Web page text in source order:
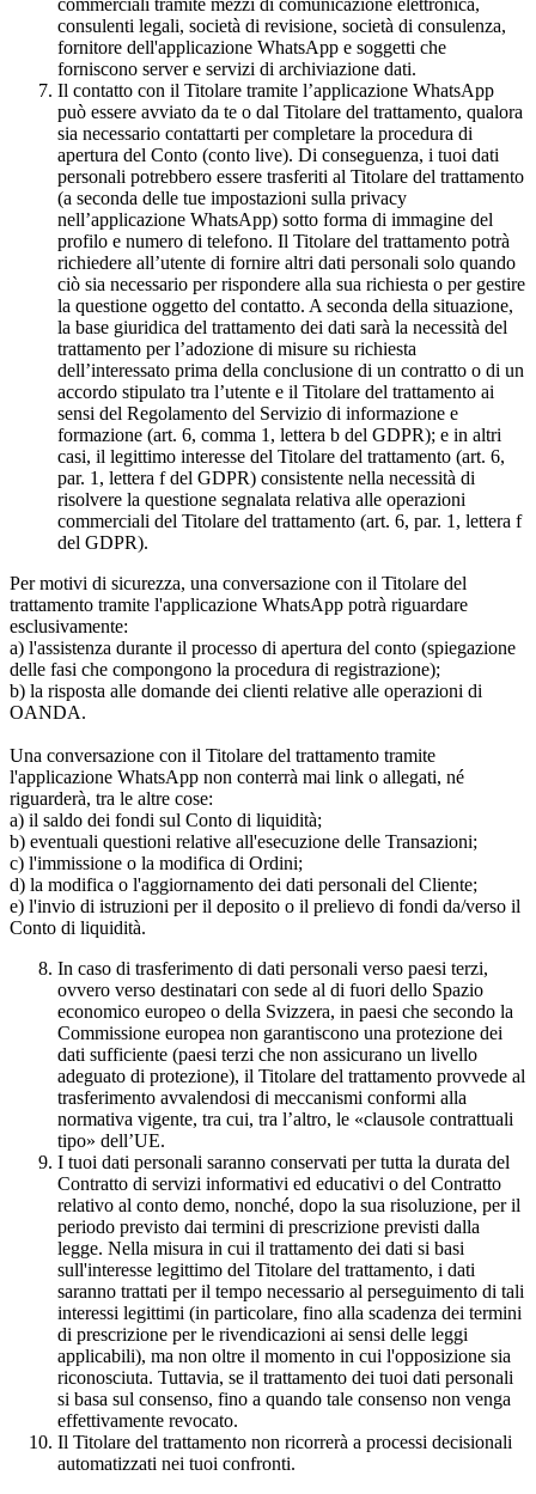
commerciali tramite mezzi di comunicazione elettronica,
consulenti legali, società di revisione, società di consulenza,
fornitore dell'applicazione WhatsApp e soggetti che
forniscono server e servizi di archiviazione dati.
Il contatto con il Titolare tramite l’applicazione WhatsApp
può essere avviato da te o dal Titolare del trattamento, qualora
sia necessario contattarti per completare la procedura di
apertura del Conto (conto live). Di conseguenza, i tuoi dati
personali potrebbero essere trasferiti al Titolare del trattamento
(a seconda delle tue impostazioni sulla privacy
nell’applicazione WhatsApp) sotto forma di immagine del
profilo e numero di telefono. Il Titolare del trattamento potrà
richiedere all’utente di fornire altri dati personali solo quando
ciò sia necessario per rispondere alla sua richiesta o per gestire
la questione oggetto del contatto. A seconda della situazione,
la base giuridica del trattamento dei dati sarà la necessità del
trattamento per l’adozione di misure su richiesta
dell’interessato prima della conclusione di un contratto o di un
accordo stipulato tra l’utente e il Titolare del trattamento ai
sensi del Regolamento del Servizio di informazione e
formazione (art. 6, comma 1, lettera b del GDPR); e in altri
casi, il legittimo interesse del Titolare del trattamento (art. 6,
par. 1, lettera f del GDPR) consistente nella necessità di
risolvere la questione segnalata relativa alle operazioni
commerciali del Titolare del trattamento (art. 6, par. 1, lettera f
del GDPR).
Per motivi di sicurezza, una conversazione con il Titolare del
trattamento tramite l'applicazione WhatsApp potrà riguardare
esclusivamente:
a) l'assistenza durante il processo di apertura del conto (spiegazione
delle fasi che compongono la procedura di registrazione);
b) la risposta alle domande dei clienti relative alle operazioni di
OANDA.
Una conversazione con il Titolare del trattamento tramite
l'applicazione WhatsApp non conterrà mai link o allegati, né
riguarderà, tra le altre cose:
a) il saldo dei fondi sul Conto di liquidità;
b) eventuali questioni relative all'esecuzione delle Transazioni;
c) l'immissione o la modifica di Ordini;
d) la modifica o l'aggiornamento dei dati personali del Cliente;
e) l'invio di istruzioni per il deposito o il prelievo di fondi da/verso il
Conto di liquidità.
In caso di trasferimento di dati personali verso paesi terzi,
ovvero verso destinatari con sede al di fuori dello Spazio
economico europeo o della Svizzera, in paesi che secondo la
Commissione europea non garantiscono una protezione dei
dati sufficiente (paesi terzi che non assicurano un livello
adeguato di protezione), il Titolare del trattamento provvede al
trasferimento avvalendosi di meccanismi conformi alla
normativa vigente, tra cui, tra l’altro, le «clausole contrattuali
tipo» dell’UE.
I tuoi dati personali saranno conservati per tutta la durata del
Contratto di servizi informativi ed educativi o del Contratto
relativo al conto demo, nonché, dopo la sua risoluzione, per il
periodo previsto dai termini di prescrizione previsti dalla
legge. Nella misura in cui il trattamento dei dati si basi
sull'interesse legittimo del Titolare del trattamento, i dati
saranno trattati per il tempo necessario al perseguimento di tali
interessi legittimi (in particolare, fino alla scadenza dei termini
di prescrizione per le rivendicazioni ai sensi delle leggi
applicabili), ma non oltre il momento in cui l'opposizione sia
riconosciuta. Tuttavia, se il trattamento dei tuoi dati personali
si basa sul consenso, fino a quando tale consenso non venga
effettivamente revocato.
Il Titolare del trattamento non ricorrerà a processi decisionali
automatizzati nei tuoi confronti.